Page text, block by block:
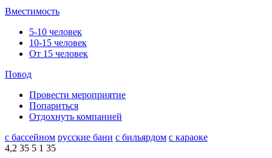
Вместимость
5-10 человек
10-15 человек
От 15 человек
Повод
Провести мероприятие
Попариться
Отдохнуть компанией
с бассейном русские бани с бильярдом с караоке
4,2 35 5 1 35